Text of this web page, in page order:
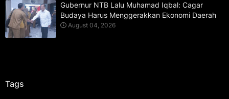
Gubernur NTB Lalu Muhamad Iqbal: Cagar
Budaya Harus Menggerakkan Ekonomi Daerah
August 04, 2026
Tags